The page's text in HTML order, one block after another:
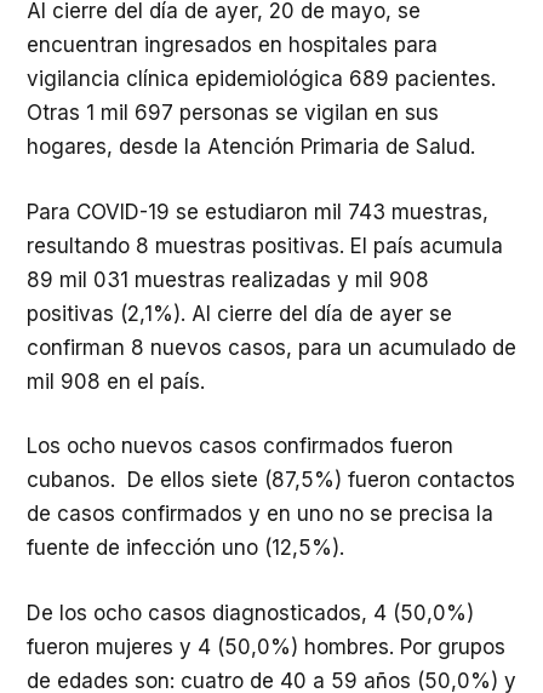
Al cierre del día de ayer, 20 de mayo, se
encuentran ingresados en hospitales para
vigilancia clínica epidemiológica 689 pacientes.
Otras 1 mil 697 personas se vigilan en sus
hogares, desde la Atención Primaria de Salud.
Para COVID-19 se estudiaron mil 743 muestras,
resultando 8 muestras positivas. El país acumula
89 mil 031 muestras realizadas y mil 908
positivas (2,1%). Al cierre del día de ayer se
confirman 8 nuevos casos, para un acumulado de
mil 908 en el país.
Los ocho nuevos casos confirmados fueron
cubanos. De ellos siete (87,5%) fueron contactos
de casos confirmados y en uno no se precisa la
fuente de infección uno (12,5%).
De los ocho casos diagnosticados, 4 (50,0%)
fueron mujeres y 4 (50,0%) hombres. Por grupos
de edades son: cuatro de 40 a 59 años (50,0%) y